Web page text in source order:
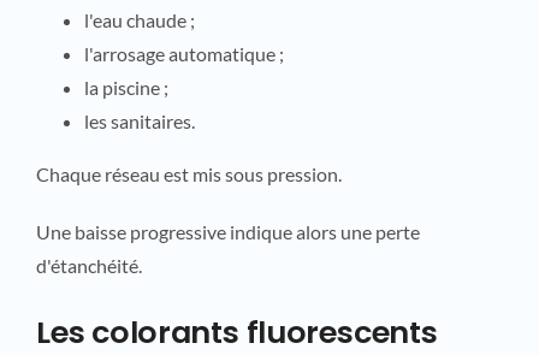
l'eau chaude ;
l'arrosage automatique ;
la piscine ;
les sanitaires.
Chaque réseau est mis sous pression.
Une baisse progressive indique alors une perte
d'étanchéité.
Les colorants fluorescents